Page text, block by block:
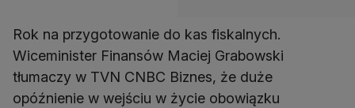
Rok na przygotowanie do kas fiskalnych.
Wiceminister Finansów Maciej Grabowski
tłumaczy w TVN CNBC Biznes, że duże
opóźnienie w wejściu w życie obowiązku